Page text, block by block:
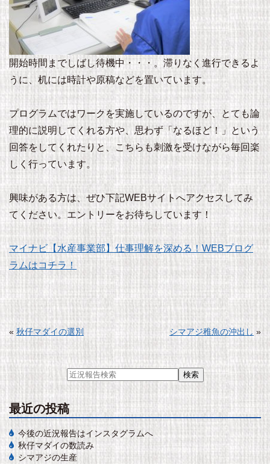
開始時間までしばし待機中・・・。滞りなく進行できるよ
うに、机には時計や原稿などを置いています。
プログラムではワークを実施しているのですが、とても論
理的に説明してくれる方や、思わず「なるほど！」という
回答をしてくれたりと、こちらも刺激を受けながら毎回楽
しく行っています。
興味がある方は、ぜひ下記WEBサイトへアクセスしてみ
てください。エントリーをお待ちしています！
マイナビ【水産事業部】仕事理解を深める！WEBプログ
ラムはコチラ！
« 秋仔マダイの選別 シマアジ稚魚の沖出し »
最近の投稿
今後の近況報告はインスタグラムへ
秋仔マダイの数読み
シマアジの生産